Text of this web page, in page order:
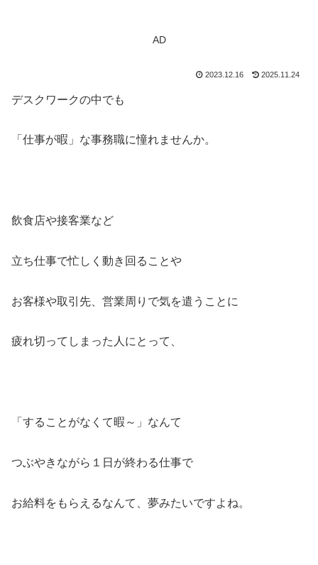
AD
2023.12.16 2025.11.24
デスクワークの中でも
「仕事が暇」な事務職に憧れませんか。
飲食店や接客業など
立ち仕事で忙しく動き回ることや
お客様や取引先、営業周りで気を遣うことに
疲れ切ってしまった人にとって、
「することがなくて暇～」なんて
つぶやきながら１日が終わる仕事で
お給料をもらえるなんて、夢みたいですよね。